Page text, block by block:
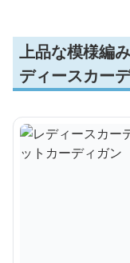
上品な模様編
ディースカー